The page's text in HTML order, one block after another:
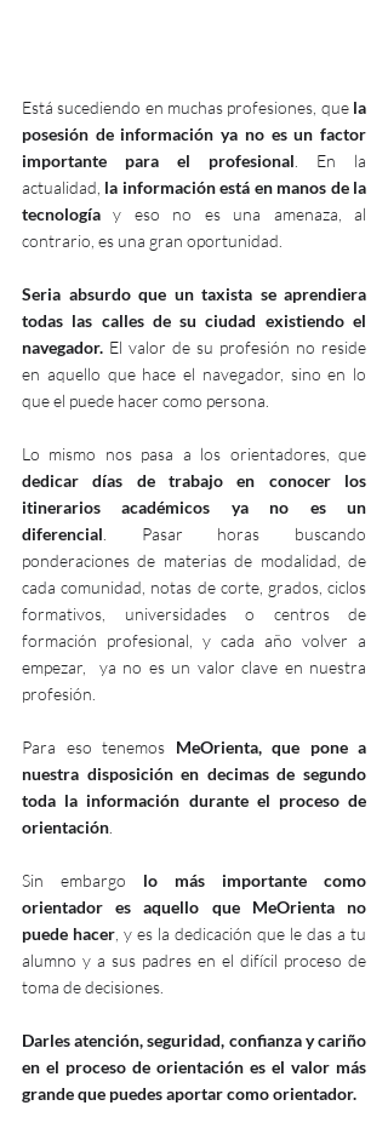
Está sucediendo en muchas profesiones, que la
posesión de información ya no es un factor
importante para el profesional . En la
actualidad, la información está en manos de la
tecnología y eso no es una amenaza, al
contrario, es una gran oportunidad.
Seria absurdo que un taxista se aprendiera
todas las calles de su ciudad existiendo el
navegador. El valor de su profesión no reside
en aquello que hace el navegador, sino en lo
que el puede hacer como persona.
dedicar días de trabajo en conocer los
itinerarios académicos ya no es un
diferencial . Pasar horas buscando
ponderaciones de materias de modalidad, de
cada comunidad, notas de corte, grados, ciclos
formativos, universidades o centros de
formación profesional, y cada año volver a
empezar,  ya no es un valor clave en nuestra
profesión.
Para eso tenemos MeOrienta, que pone a
nuestra disposición en decimas de segundo
toda la información durante el proceso de
orientación
Sin embargo lo más importante como
orientador es aquello que MeOrienta no
puede hacer , y es la dedicación que le das a tu
alumno y a sus padres en el difícil proceso de
toma de decisiones.
Darles atención, seguridad, confianza y cariño
en el proceso de orientación es el valor más
grande que puedes aportar como orientador.